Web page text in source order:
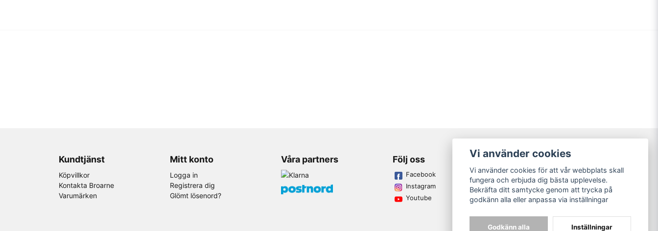
Kundtjänst
Köpvillkor
Kontakta Broarne
Varumärken
Mitt konto
Logga in
Registrera dig
Glömt lösenord?
Våra partners Följ oss
Facebook
Instagram
Youtube
Broarne AB
© Copyright
Vi använder cookies
Vi använder cookies för att vår webbplats skall
fungera och erbjuda dig bästa upplevelse.
Bekräfta ditt samtycke genom att trycka på
godkänn alla eller anpassa via inställningar
Godkänn alla Inställningar